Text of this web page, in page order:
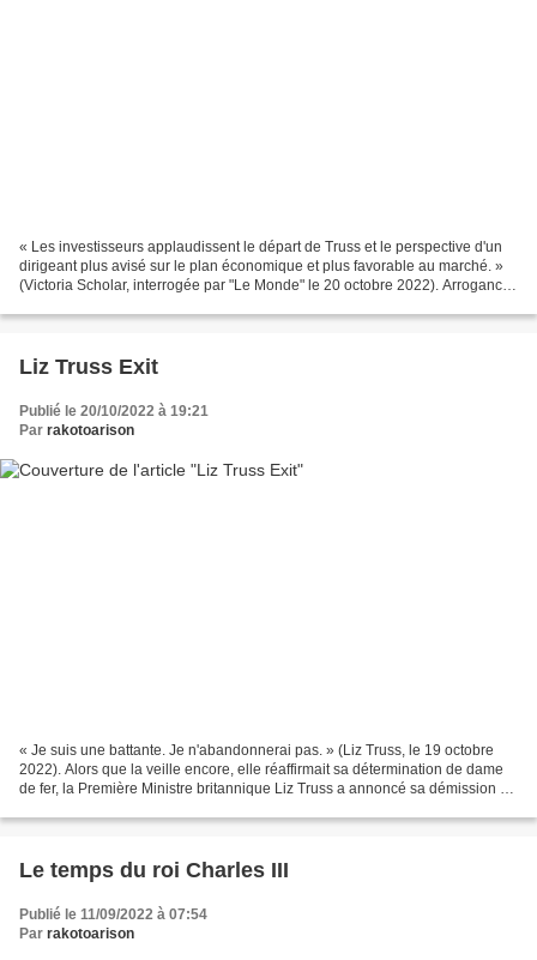
« Les investisseurs applaudissent le départ de Truss et le perspective d'un
dirigeant plus avisé sur le plan économique et plus favorable au marché. »
(Victoria Scholar, interrogée par "Le Monde" le 20 octobre 2022). Arrogance
Liz Truss Exit
Publié le 20/10/2022 à 19:21
Par rakotoarison
« Je suis une battante. Je n'abandonnerai pas. » (Liz Truss, le 19 octobre
2022). Alors que la veille encore, elle réaffirmait sa détermination de dame
de fer, la Première Ministre britannique Liz Truss a annoncé sa démission de
Le temps du roi Charles III
Publié le 11/09/2022 à 07:54
Par rakotoarison